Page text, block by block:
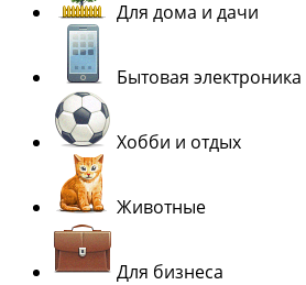
Для дома и дачи
Бытовая электроника
Хобби и отдых
Животные
Для бизнеса